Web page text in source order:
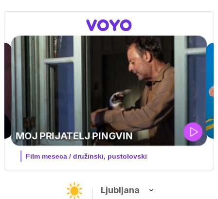
IQ 160
Nova hrvaška serija
Ljubljana